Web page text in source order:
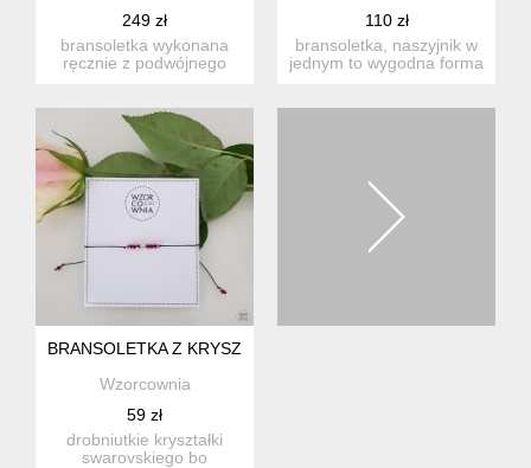
249 zł
bransoletka wykonana
ręcznie z podwójnego
110 zł
bransoletka, naszyjnik w
jednym to wygodna forma
BRANSOLETKA Z KRYSZTAŁKAMI SWAROVSKIEGO I Z
Wzorcownia
59 zł
drobniutkie kryształki
swarovskiego bo